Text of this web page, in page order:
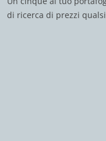
di ricerca di prezzi